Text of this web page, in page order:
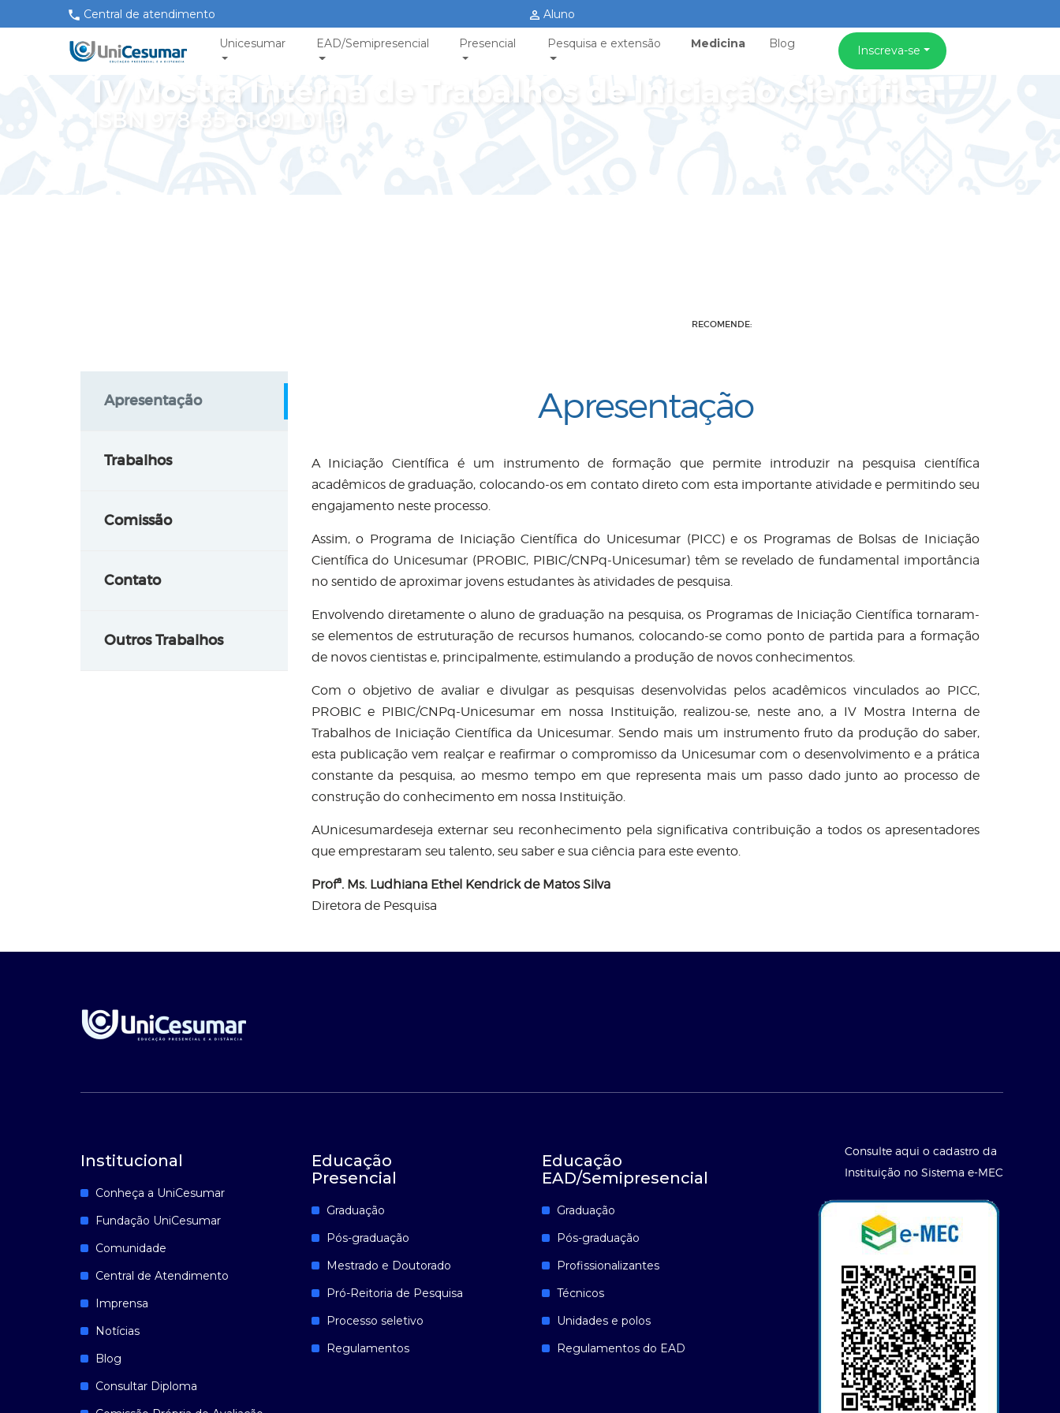
Central de atendimento Aluno
Unicesumar EAD/Semipresencial Presencial Pesquisa e extensão Medicina Blog Inscreva-se
IV Mostra Interna de Trabalhos de Iniciação Científica
ISBN 978-85-61091-01-9
RECOMENDE:
Apresentação
Trabalhos
Comissão
Contato
Outros Trabalhos
Apresentação
A Iniciação Científica é um instrumento de formação que permite introduzir na pesquisa científica
acadêmicos de graduação, colocando-os em contato direto com esta importante atividade e permitindo seu
engajamento neste processo.
Assim, o Programa de Iniciação Científica do Unicesumar (PICC) e os Programas de Bolsas de Iniciação
Científica do Unicesumar (PROBIC, PIBIC/CNPq-Unicesumar) têm se revelado de fundamental importância
no sentido de aproximar jovens estudantes às atividades de pesquisa.
Envolvendo diretamente o aluno de graduação na pesquisa, os Programas de Iniciação Científica tornaram-
se elementos de estruturação de recursos humanos, colocando-se como ponto de partida para a formação
de novos cientistas e, principalmente, estimulando a produção de novos conhecimentos.
Com o objetivo de avaliar e divulgar as pesquisas desenvolvidas pelos acadêmicos vinculados ao PICC,
PROBIC e PIBIC/CNPq-Unicesumar em nossa Instituição, realizou-se, neste ano, a IV Mostra Interna de
Trabalhos de Iniciação Científica da Unicesumar. Sendo mais um instrumento fruto da produção do saber,
esta publicação vem realçar e reafirmar o compromisso da Unicesumar com o desenvolvimento e a prática
constante da pesquisa, ao mesmo tempo em que representa mais um passo dado junto ao processo de
construção do conhecimento em nossa Instituição.
AUnicesumardeseja externar seu reconhecimento pela significativa contribuição a todos os apresentadores
que emprestaram seu talento, seu saber e sua ciência para este evento.
Profª. Ms. Ludhiana Ethel Kendrick de Matos Silva
Diretora de Pesquisa
Institucional
Conheça a UniCesumar
Fundação UniCesumar
Comunidade
Central de Atendimento
Imprensa
Notícias
Blog
Consultar Diploma
Educação
Presencial
Graduação
Pós-graduação
Mestrado e Doutorado
Pró-Reitoria de Pesquisa
Processo seletivo
Regulamentos
Educação
EAD/Semipresencial
Graduação
Pós-graduação
Profissionalizantes
Técnicos
Unidades e polos
Regulamentos do EAD
Consulte aqui o cadastro da
Instituição no Sistema e-MEC